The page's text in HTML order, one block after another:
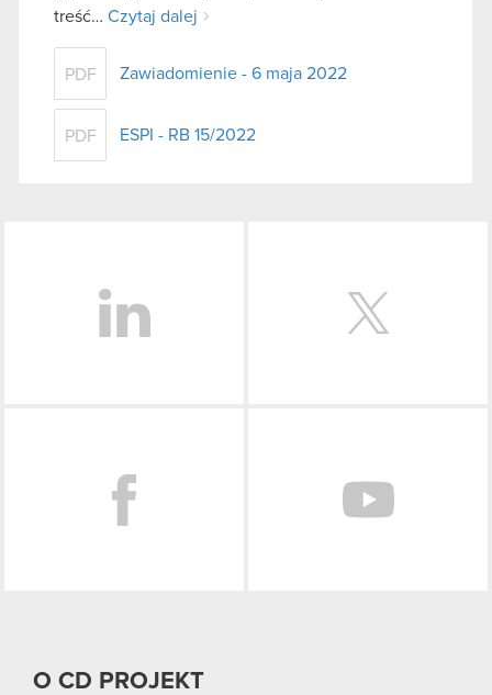
treść… Czytaj dalej
PDF Zawiadomienie - 6 maja 2022
PDF ESPI - RB 15/2022
O CD PROJEKT